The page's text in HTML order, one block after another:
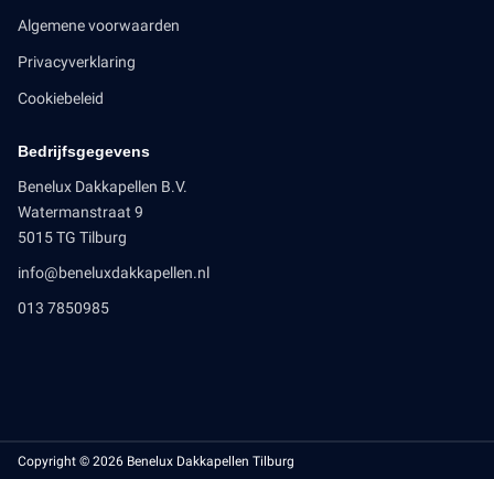
Algemene voorwaarden
Privacyverklaring
Cookiebeleid
Bedrijfsgegevens
Benelux Dakkapellen B.V.
Watermanstraat 9
5015 TG Tilburg
info@beneluxdakkapellen.nl
013 7850985
Copyright © 2026 Benelux Dakkapellen Tilburg